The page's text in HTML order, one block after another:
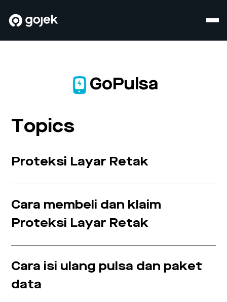
GoPulsa
Topics
Proteksi Layar Retak
Cara membeli dan klaim
Proteksi Layar Retak
Cara isi ulang pulsa dan paket
data